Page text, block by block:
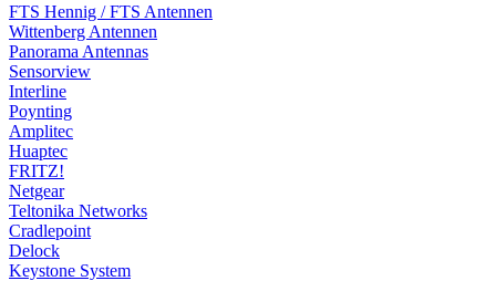
FTS Hennig / FTS Antennen
Wittenberg Antennen
Panorama Antennas
Sensorview
Interline
Poynting
Amplitec
Huaptec
FRITZ!
Netgear
Teltonika Networks
Cradlepoint
Delock
Keystone System